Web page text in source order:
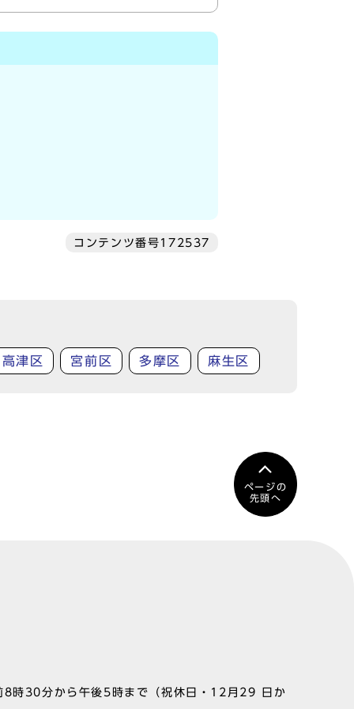
コンテンツ番号172537
高津区 宮前区 多摩区 麻生区
ページの
先頭へ
8時30分から午後5時まで（祝休日・12月29 日か